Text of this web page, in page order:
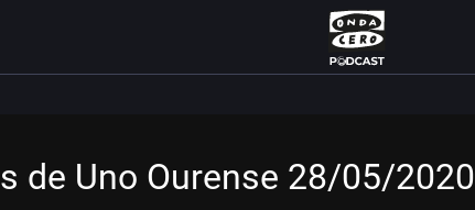
de Uno Ourense 28/05/2020